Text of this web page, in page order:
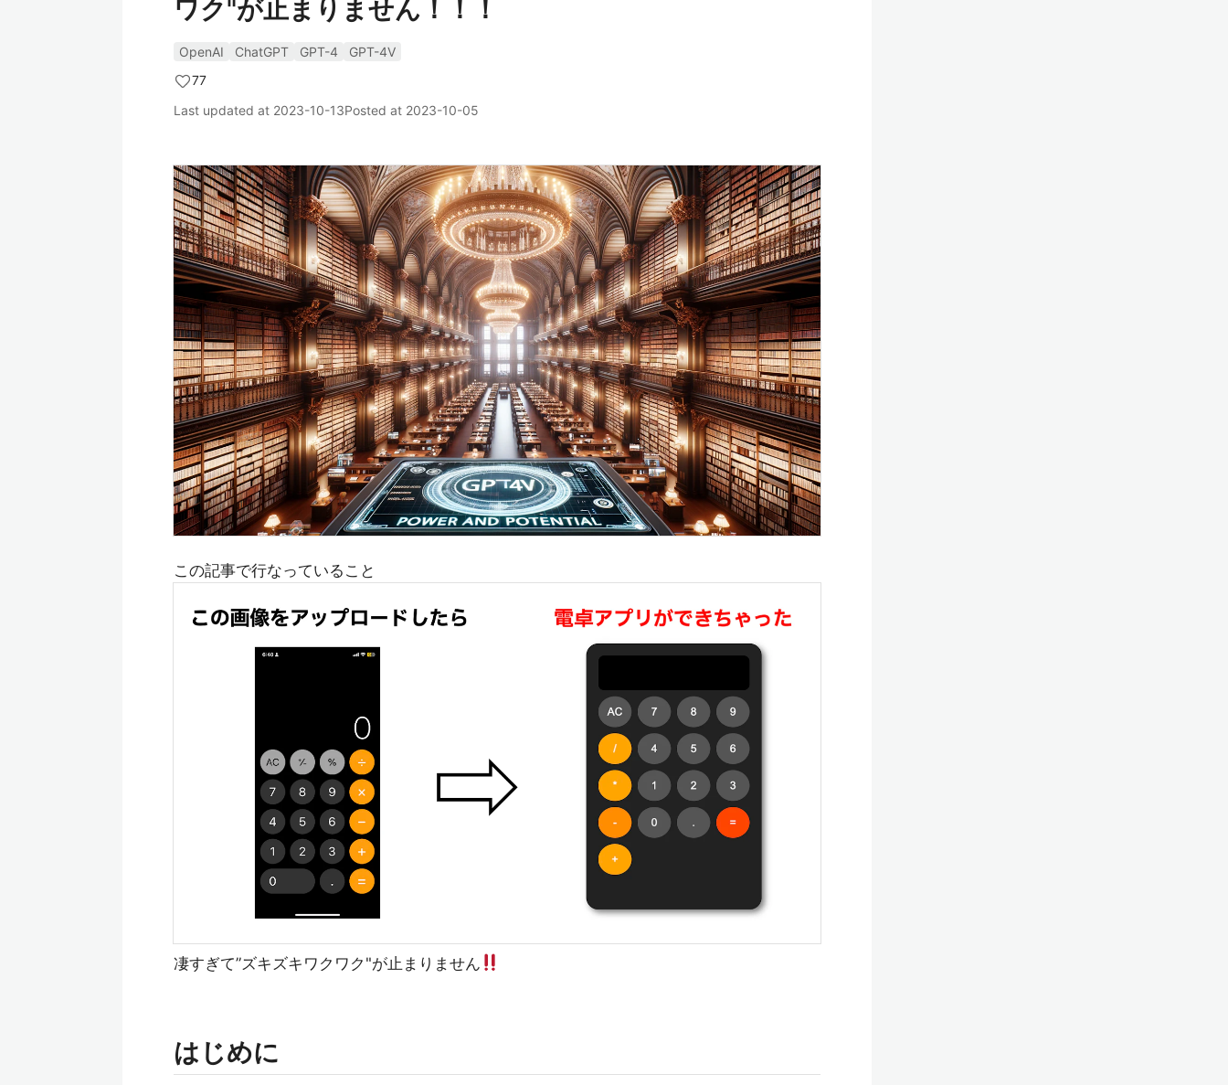
ワク"が止まりません！！！
OpenAI ChatGPT GPT-4
GPT-4V
77
Last updated at 2023-10-13Posted at 2023-10-05
この記事で行なっていること
凄すぎて”ズキズキワクワク"が止まりません
はじめに